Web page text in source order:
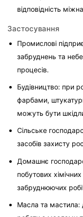
відповідність
Застосування
Промислові
забруднень та
процесів.
Будівництво: при
фарбами,
можуть бути
Сільське
засобів захисту
Домашнє
побутових
забруднюючих
Масла та мастила: